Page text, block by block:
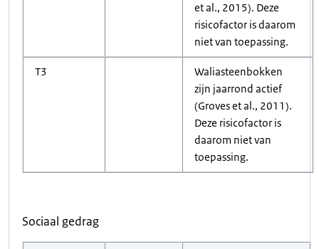
et al., 2015). Deze
risicofactor is daarom
niet van toepassing.
T3
Waliasteenbokken
zijn jaarrond actief
(Groves et al., 2011).
Deze risicofactor is
daarom niet van
toepassing.
Sociaal gedrag